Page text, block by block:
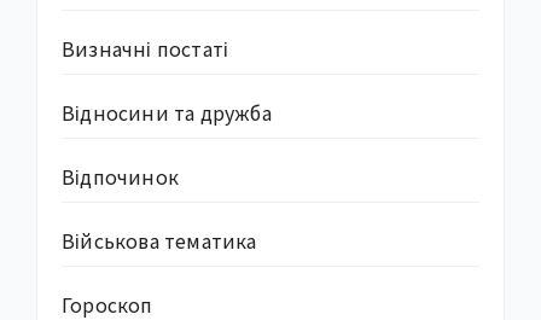
Визначні постаті
Відносини та дружба
Відпочинок
Військова тематика
Гороскоп